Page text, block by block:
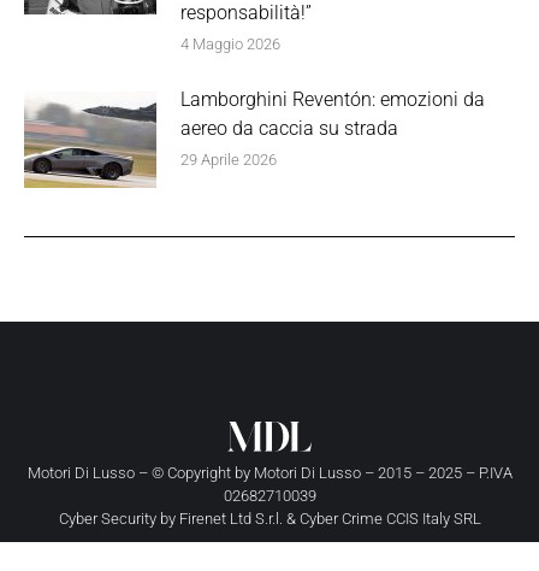
responsabilità!”
4 Maggio 2026
Lamborghini Reventón: emozioni da
aereo da caccia su strada
29 Aprile 2026
Motori Di Lusso – © Copyright by Motori Di Lusso– 2015 – 2025 – P.IVA
02682710039
Cyber Security by Firenet Ltd S.r.l. & Cyber Crime CCIS Italy SRL